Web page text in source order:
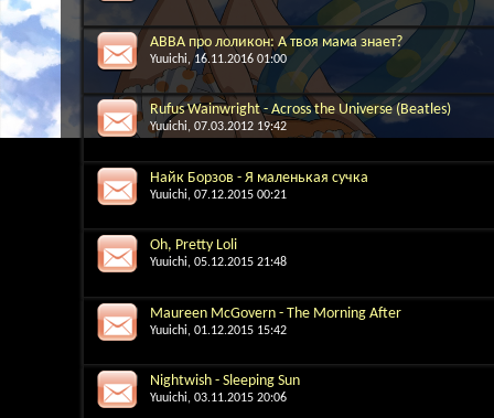
ABBA про лоликон: А твоя мама знает?
Yuuichi, 16.11.2016 01:00
Rufus Wainwright - Across the Universe (Beatles)
Yuuichi, 07.03.2012 19:42
Найк Борзов - Я маленькая сучка
Yuuichi, 07.12.2015 00:21
Oh, Pretty Loli
Yuuichi, 05.12.2015 21:48
Maureen McGovern - The Morning After
Yuuichi, 01.12.2015 15:42
Nightwish - Sleeping Sun
Yuuichi, 03.11.2015 20:06